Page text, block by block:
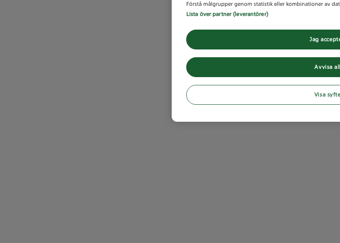
Förstå målgrupper genom statistik eller kombinationer av
Lista över partner (leverantörer)
Avvisa
Jag
Visa